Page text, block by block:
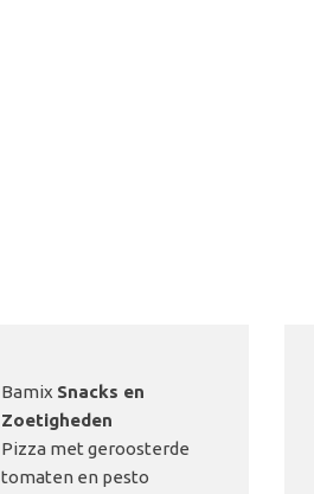
Bamix Snacks en
Zoetigheden
Pizza met geroosterde
tomaten en pesto